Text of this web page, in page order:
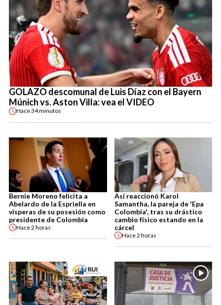
GOLAZO descomunal de Luis Díaz con el Bayern
Múnich vs. Aston Villa: vea el VIDEO
Hace34 minutos
Bernie Moreno felicita a
Abelardo de la Espriella en
vísperas de su posesión como
presidente de Colombia
Hace2 horas
Así reaccionó Karol
Samantha, la pareja de 'Epa
Colombia', tras su drástico
cambio físico estando en la
cárcel
Hace2 horas